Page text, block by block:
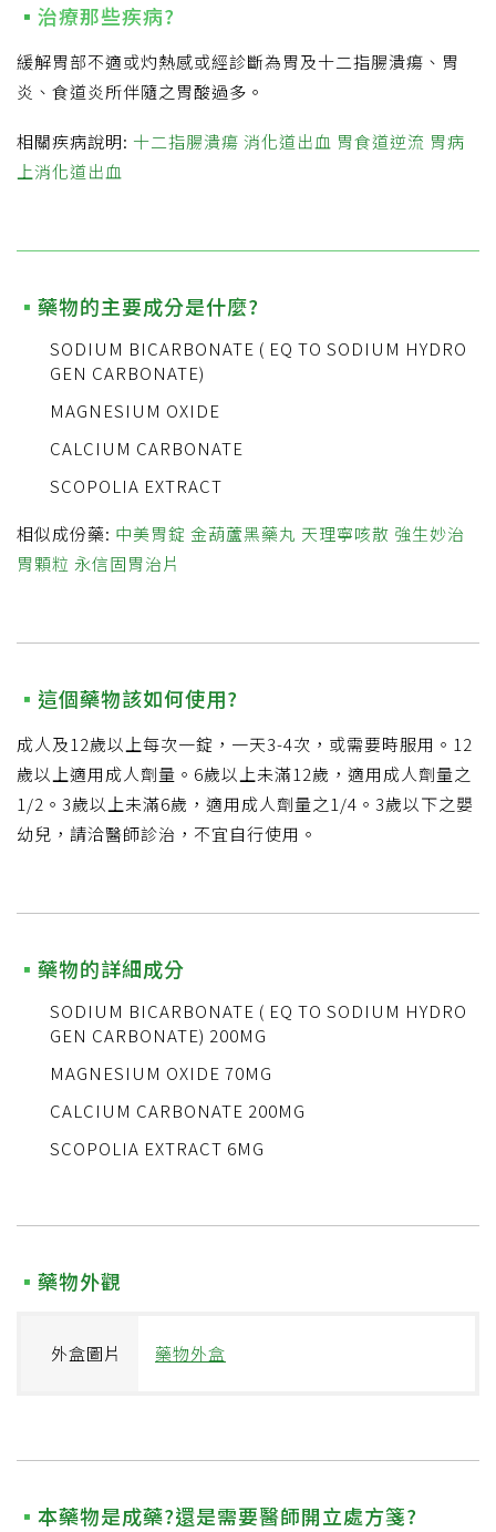
治療那些疾病?
緩解胃部不適或灼熱感或經診斷為胃及十二指腸潰瘍、胃
炎、食道炎所伴隨之胃酸過多。
相關疾病說明: 十二指腸潰瘍 消化道出血 胃食道逆流 胃病
上消化道出血
藥物的主要成分是什麼?
SODIUM BICARBONATE ( EQ TO SODIUM HYDRO
GEN CARBONATE)
MAGNESIUM OXIDE
CALCIUM CARBONATE
SCOPOLIA EXTRACT
相似成份藥: 中美胃錠 金葫蘆黑藥丸 天理寧咳散 強生妙治
胃顆粒 永信固胃治片
這個藥物該如何使用?
成人及12歲以上每次一錠，一天3-4次，或需要時服用。12
歲以上適用成人劑量。6歲以上未滿12歲，適用成人劑量之
1/2。3歲以上未滿6歲，適用成人劑量之1/4。3歲以下之嬰
幼兒，請洽醫師診治，不宜自行使用。
藥物的詳細成分
SODIUM BICARBONATE ( EQ TO SODIUM HYDRO
GEN CARBONATE) 200MG
MAGNESIUM OXIDE 70MG
CALCIUM CARBONATE 200MG
SCOPOLIA EXTRACT 6MG
藥物外觀
外盒圖片 藥物外盒
本藥物是成藥?還是需要醫師開立處方箋?